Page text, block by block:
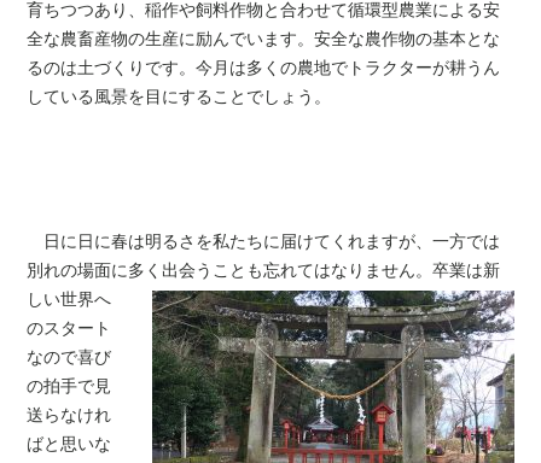
育ちつつあり、稲作や飼料作物と合わせて循環型農業による安
全な農畜産物の生産に励んでいます。安全な農作物の基本とな
るのは土づくりです。今月は多くの農地でトラクターが耕うん
している風景を目にすることでしょう。
日に日に春は明るさを私たちに届けてくれますが、一方では
別れの場面に多く出会う ことも忘れてはなりません。卒業は新
しい世界へ
のスタート
なので喜び
の拍手で見
送らなけれ
ばと思いな